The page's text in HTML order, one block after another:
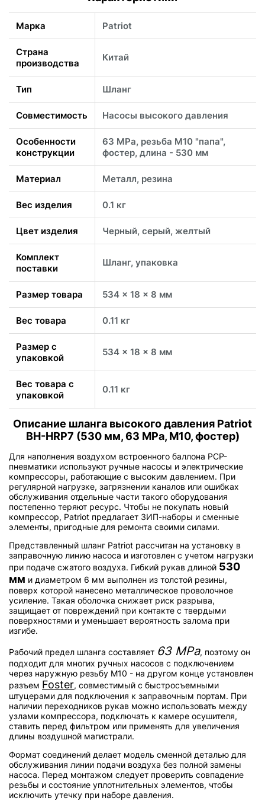
Марка Patriot
Страна
производства
Китай
Тип Шланг
Совместимость Насосы высокого давления
Особенности
конструкции
63 MPa, резьба M10 "папа",
фостер, длина - 530 мм
Материал Металл, резина
Вес изделия 0.1 кг
Цвет изделия Черный, серый, желтый
Комплект
поставки
Шланг, упаковка
Размер товара 534 x 18 x 8 мм
Вес товара 0.11 кг
Размер с
упаковкой
534 x 18 x 8 мм
Вес товара с
упаковкой
0.11 кг
Описание шланга высокого давления Patriot
BH-HRP7 (530 мм, 63 MPa, M10, фостер)
Для наполнения воздухом встроенного баллона PCP-
пневматики используют ручные насосы и электрические
компрессоры, работающие с высоким давлением. При
регулярной нагрузке, загрязнении каналов или ошибках
обслуживания отдельные части такого оборудования
постепенно теряют ресурс. Чтобы не покупать новый
компрессор, Patriot предлагает ЗИП-наборы и сменные
элементы, пригодные для ремонта своими силами.
Представленный шланг Patriot рассчитан на установку в
заправочную линию насоса и изготовлен с учетом нагрузки
при подаче сжатого воздуха. Гибкий рукав длиной 530
мм и диаметром 6 мм выполнен из толстой резины,
поверх которой нанесено металлическое проволочное
усиление. Такая оболочка снижает риск разрыва,
защищает от повреждений при контакте с твердыми
поверхностями и уменьшает вероятность залома при
изгибе.
Рабочий предел шланга составляет 63 MPa, поэтому он
подходит для многих ручных насосов с подключением
через наружную резьбу M10 - на другом конце установлен
разъем Foster, совместимый с быстросъемными
штуцерами для подключения к заправочным портам. При
наличии переходников рукав можно использовать между
узлами компрессора, подключать к камере осушителя,
ставить перед фильтром или применять для увеличения
длины воздушной магистрали.
Формат соединений делает модель сменной деталью для
обслуживания линии подачи воздуха без полной замены
насоса. Перед монтажом следует проверить совпадение
резьбы и состояние уплотнительных элементов, чтобы
исключить утечку при наборе давления.